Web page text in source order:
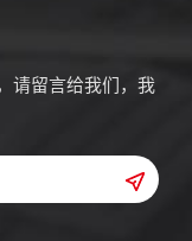
请留言给我们，我